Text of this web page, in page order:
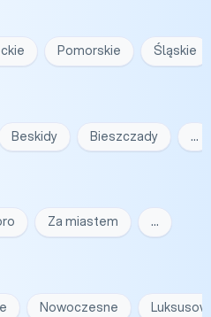
Pomorskie Śląskie
Beskidy Bieszczady …
Za miastem …
Nowoczesne